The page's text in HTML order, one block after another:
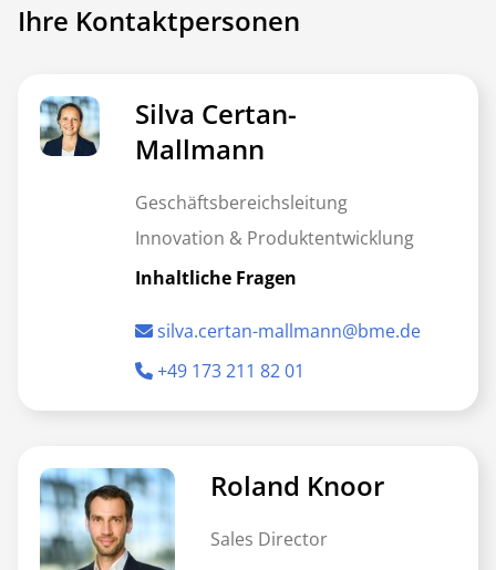
Ihre Kontaktpersonen
Silva Certan-
Mallmann
Geschäftsbereichsleitung
Innovation & Produktentwicklung
Inhaltliche Fragen
silva.certan-mallmann@bme.de
+49 173 211 82 01
Roland Knoor
Sales Director